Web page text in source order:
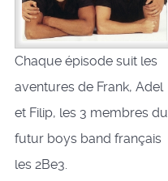
Chaque épisode suit les
aventures de Frank, Adel
et Filip, les 3 membres du
futur boys band français
les 2Be3.